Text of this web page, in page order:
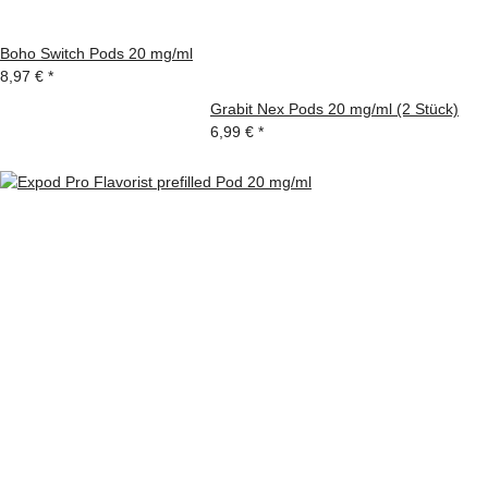
Boho Switch Pods 20 mg/ml
8,97 € *
Grabit Nex Pods 20 mg/ml (2 Stück)
6,99 € *